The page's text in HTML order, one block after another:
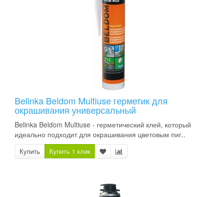
Belinka Beldom Multiuse герметик для
окрашивания универсальный
Belinka Beldom Multiuse - герметический клей, который
идеально подходит для окрашивания цветовым пиг..
Купить Купить 1 клик